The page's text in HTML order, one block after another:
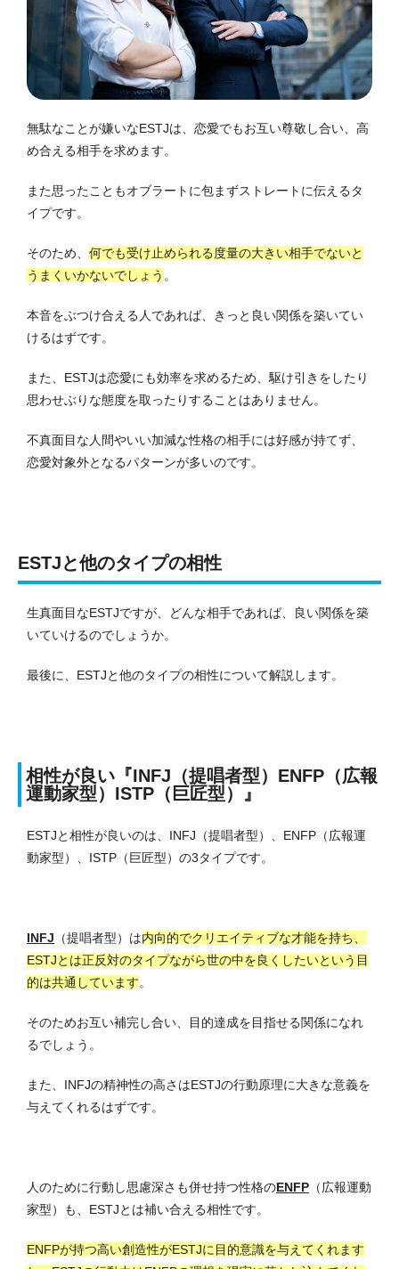
無駄なことが嫌いなESTJは、恋愛でもお互い尊敬し合い、高
め合える相手を求めます。
また思ったこともオブラートに包まずストレートに伝えるタ
イプです。
そのため、 何でも受け止められる度量の大きい相手でないと
うまくいかないでしょう 。
本音をぶつけ合える人であれば、きっと良い関係を築いてい
けるはずです。
また、ESTJは恋愛にも効率を求めるため、駆け引きをしたり
思わせぶりな態度を取ったりすることはありません。
不真面目な人間やいい加減な性格の相手には好感が持てず、
恋愛対象外となるパターンが多いのです。
ESTJと他のタイプの相性
生真面目なESTJですが、どんな相手であれば、良い関係を築
いていけるのでしょうか。
最後に、ESTJと他のタイプの相性について解説します。
相性が良い『INFJ（提唱者型）ENFP（広報
運動家型）ISTP（巨匠型）』
ESTJと相性が良いのは、INFJ（提唱者型）、ENFP（広報運
動家型）、ISTP（巨匠型）の3タイプです。
INFJ （提唱者型）は内向的でクリエイティブな才能を持ち、
ESTJとは正反対のタイプながら世の中を良くしたいという目
的は共通しています。
そのためお互い補完し合い、目的達成を目指せる関係になれ
るでしょう。
また、INFJの精神性の高さはESTJの行動原理に大きな意義を
与えてくれるはずです。
人のために行動し思慮深さも併せ持つ性格のENFP （広報運動
家型）も、ESTJとは補い合える相性です。
ENFPが持つ高い創造性がESTJに目的意識を与えてくれます